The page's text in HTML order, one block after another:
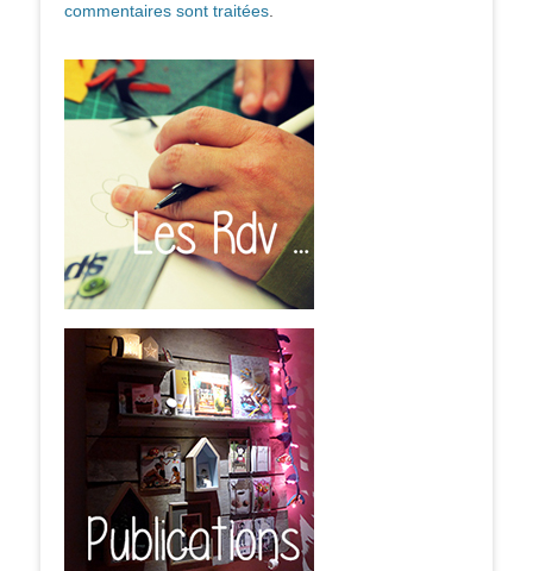
commentaires sont traitées.